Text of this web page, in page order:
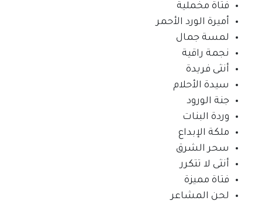
فتاة مخملية
أميرة الورد الأحمر
لمسة جمال
نجمة راقية
أنثى فريدة
سيدة الأحلام
جنة الورود
وردة البنات
ملكة الإبداع
سحر الشرق
أنثى لا تتكرر
فتاة مميزة
لحن المشاعر